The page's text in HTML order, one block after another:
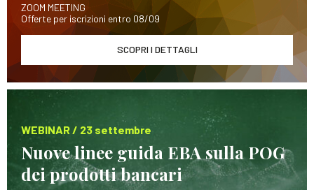
ZOOM MEETING
Offerte per iscrizioni entro 08/09
SCOPRI I DETTAGLI
WEBINAR / 23 settembre
Nuove linee guida EBA sulla POG
dei prodotti bancari